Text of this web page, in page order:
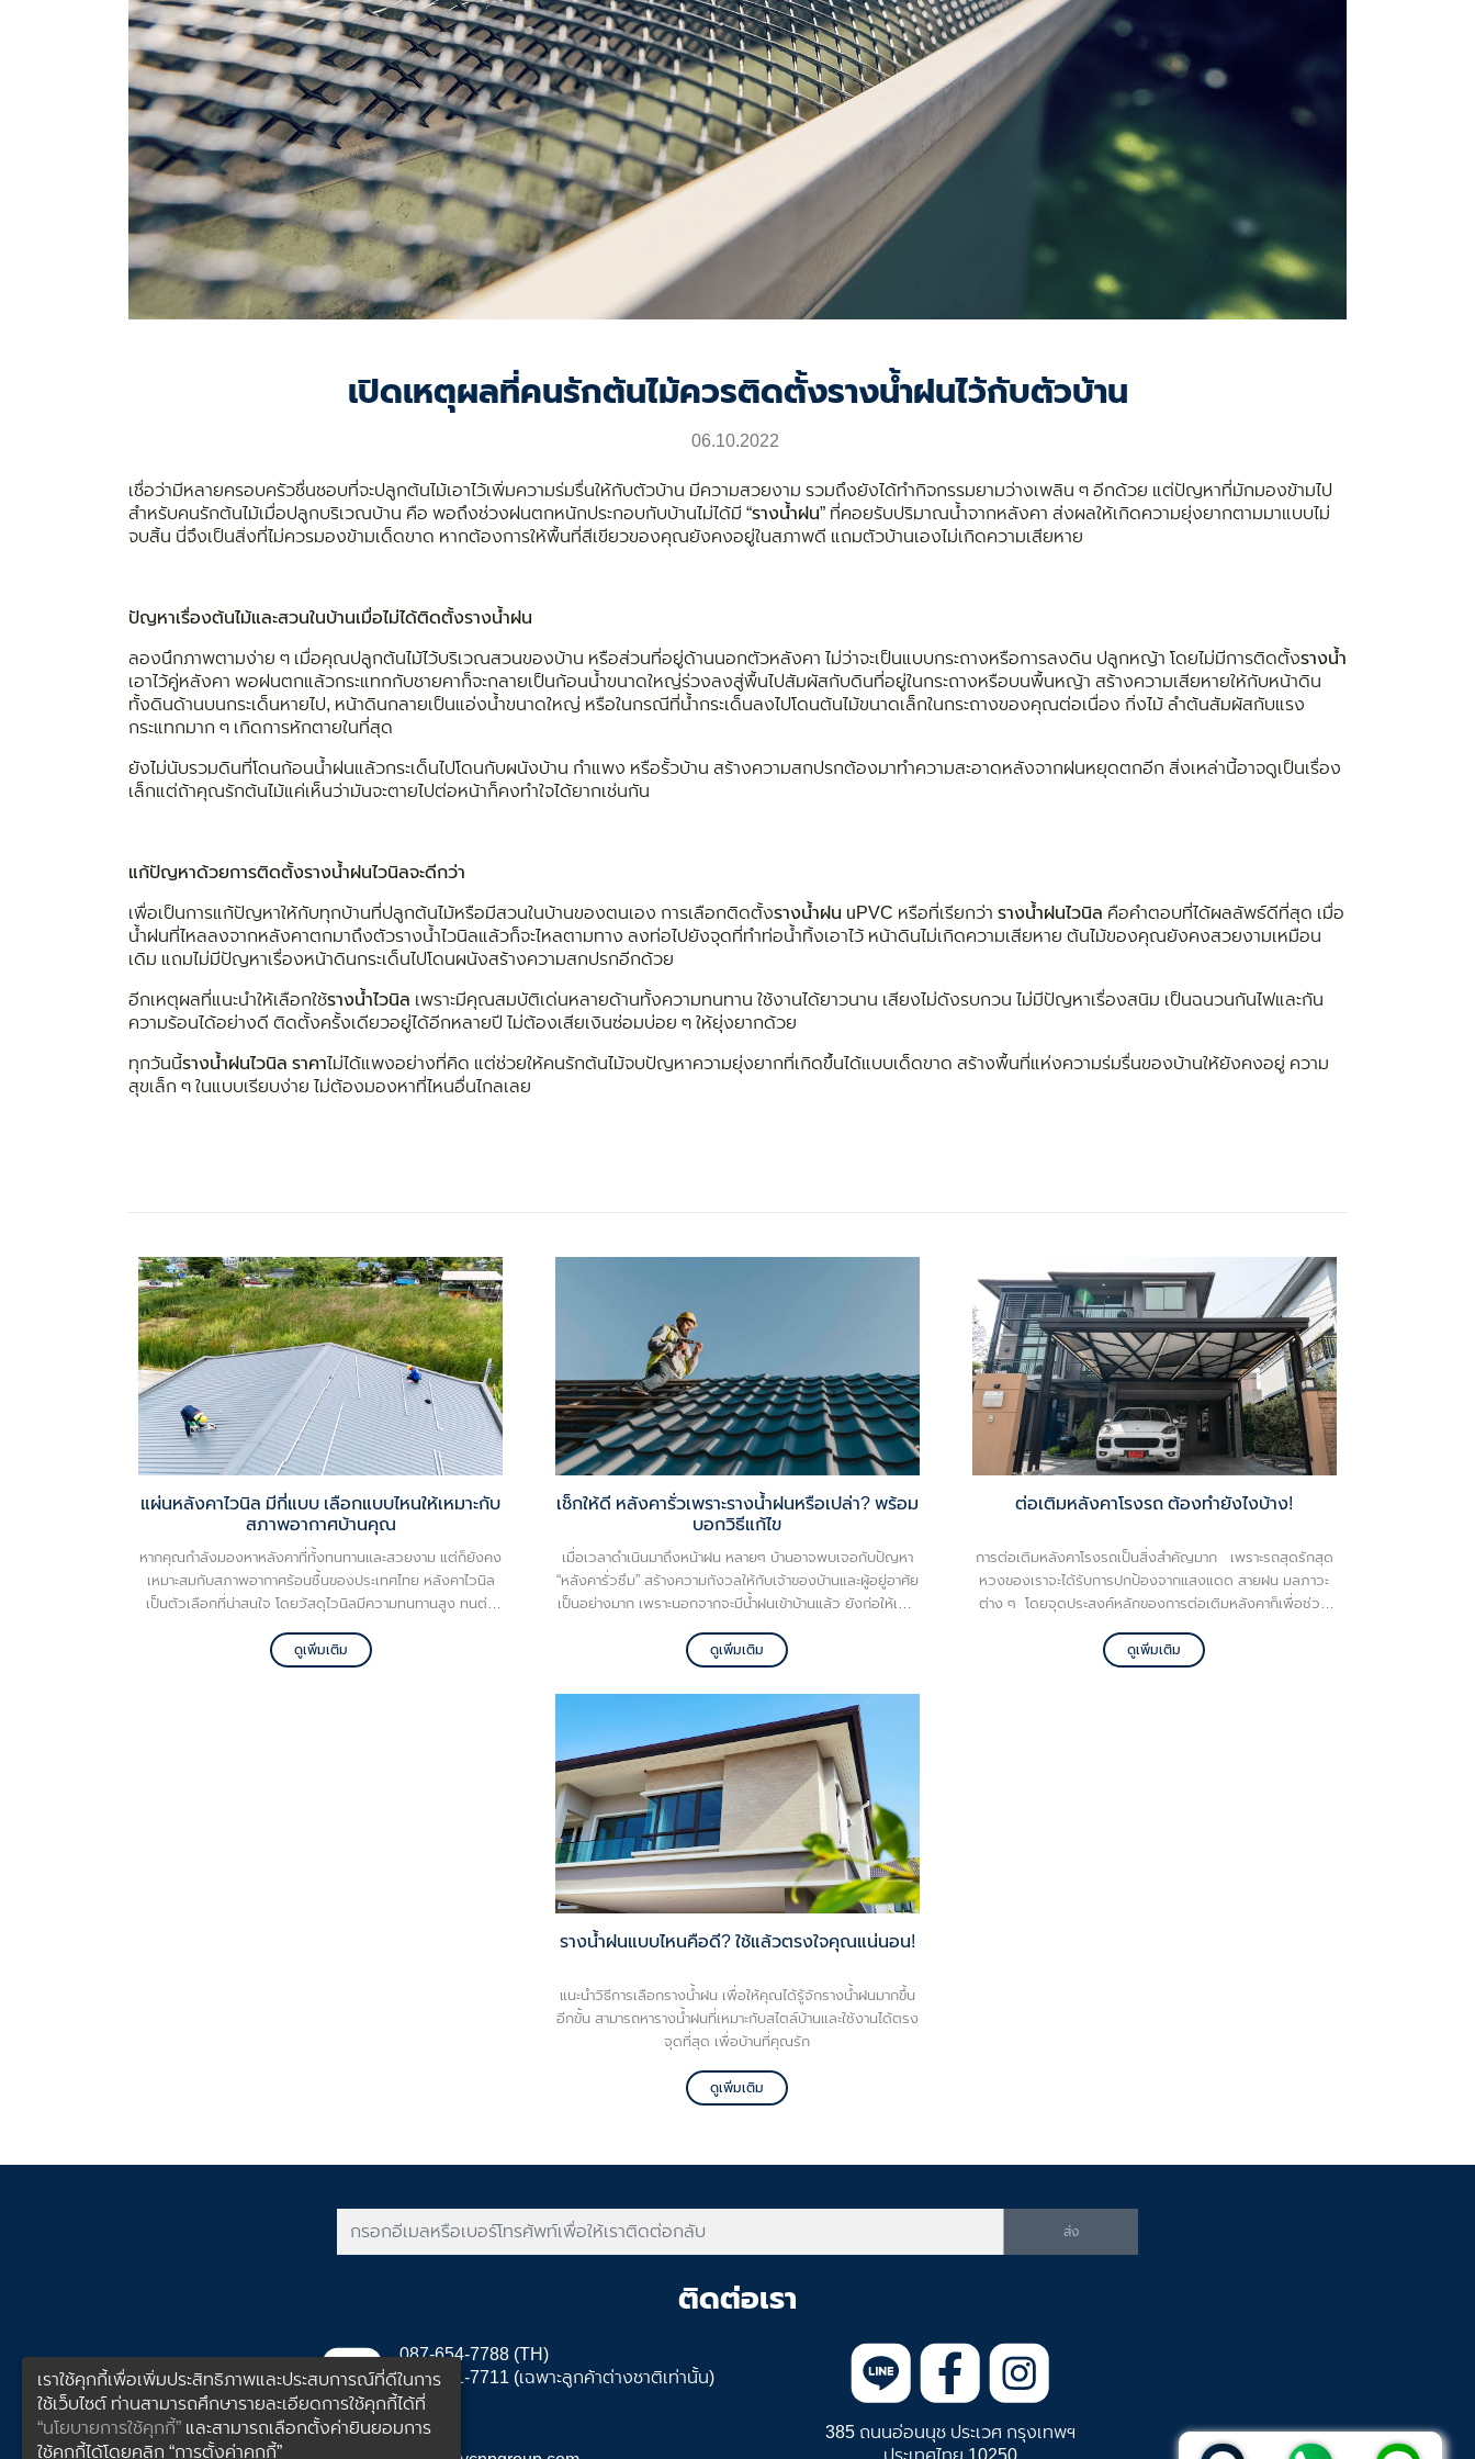
เปิดเหตุผลที่คนรักต้นไม้ควรติดตั้งรางน้ำฝนไว้กับตัวบ้าน
06.10.2022
เชื่อว่ามีหลายครอบครัวชื่นชอบที่จะปลูกต้นไม้เอาไว้เพิ่มความร่มรื่นให้กับตัวบ้าน มีความสวยงาม รวมถึงยังได้ทำกิจกรรมยามว่างเพลิน ๆ อีกด้วย แต่ปัญหาที่มักมองข้ามไป
สำหรับคนรักต้นไม้เมื่อปลูกบริเวณบ้าน คือ พอถึงช่วงฝนตกหนักประกอบกับบ้านไม่ได้มี “รางน้ำฝน” ที่คอยรับปริมาณน้ำจากหลังคา ส่งผลให้เกิดความยุ่งยากตามมาแบบไม่
จบสิ้น นี่จึงเป็นสิ่งที่ไม่ควรมองข้ามเด็ดขาด หากต้องการให้พื้นที่สีเขียวของคุณยังคงอยู่ในสภาพดี แถมตัวบ้านเองไม่เกิดความเสียหาย
ปัญหาเรื่องต้นไม้และสวนในบ้านเมื่อไม่ได้ติดตั้งรางน้ำฝน
ลองนึกภาพตามง่าย ๆ เมื่อคุณปลูกต้นไม้ไว้บริเวณสวนของบ้าน หรือส่วนที่อยู่ด้านนอกตัวหลังคา ไม่ว่าจะเป็นแบบกระถางหรือการลงดิน ปลูกหญ้า โดยไม่มีการติดตั้งรางน้ำ
เอาไว้คู่หลังคา พอฝนตกแล้วกระแทกกับชายคาก็จะกลายเป็นก้อนน้ำขนาดใหญ่ร่วงลงสู่พื้นไปสัมผัสกับดินที่อยู่ในกระถางหรือบนพื้นหญ้า สร้างความเสียหายให้กับหน้าดิน
ทั้งดินด้านบนกระเด็นหายไป, หน้าดินกลายเป็นแอ่งน้ำขนาดใหญ่ หรือในกรณีที่น้ำกระเด็นลงไปโดนต้นไม้ขนาดเล็กในกระถางของคุณต่อเนื่อง กิ่งไม้ ลำต้นสัมผัสกับแรง
กระแทกมาก ๆ เกิดการหักตายในที่สุด
ยังไม่นับรวมดินที่โดนก้อนน้ำฝนแล้วกระเด็นไปโดนกับผนังบ้าน กำแพง หรือรั้วบ้าน สร้างความสกปรกต้องมาทำความสะอาดหลังจากฝนหยุดตกอีก สิ่งเหล่านี้อาจดูเป็นเรื่อง
เล็กแต่ถ้าคุณรักต้นไม้แค่เห็นว่ามันจะตายไปต่อหน้าก็คงทำใจได้ยากเช่นกัน
แก้ปัญหาด้วยการติดตั้งรางน้ำฝนไวนิลจะดีกว่า
เพื่อเป็นการแก้ปัญหาให้กับทุกบ้านที่ปลูกต้นไม้หรือมีสวนในบ้านของตนเอง การเลือกติดตั้งรางน้ำฝน uPVC หรือที่เรียกว่า รางน้ำฝนไวนิล คือคำตอบที่ได้ผลลัพธ์ดีที่สุด เมื่อ
น้ำฝนที่ไหลลงจากหลังคาตกมาถึงตัวรางน้ำไวนิลแล้วก็จะไหลตามทาง ลงท่อไปยังจุดที่ทำท่อน้ำทิ้งเอาไว้ หน้าดินไม่เกิดความเสียหาย ต้นไม้ของคุณยังคงสวยงามเหมือน
เดิม แถมไม่มีปัญหาเรื่องหน้าดินกระเด็นไปโดนผนังสร้างความสกปรกอีกด้วย
อีกเหตุผลที่แนะนำให้เลือกใช้รางน้ำไวนิล เพราะมีคุณสมบัติเด่นหลายด้านทั้งความทนทาน ใช้งานได้ยาวนาน เสียงไม่ดังรบกวน ไม่มีปัญหาเรื่องสนิม เป็นฉนวนกันไฟและกัน
ความร้อนได้อย่างดี ติดตั้งครั้งเดียวอยู่ได้อีกหลายปี ไม่ต้องเสียเงินซ่อมบ่อย ๆ ให้ยุ่งยากด้วย
ทุกวันนี้รางน้ำฝนไวนิล ราคาไม่ได้แพงอย่างที่คิด แต่ช่วยให้คนรักต้นไม้จบปัญหาความยุ่งยากที่เกิดขึ้นได้แบบเด็ดขาด สร้างพื้นที่แห่งความร่มรื่นของบ้านให้ยังคงอยู่ ความ
สุขเล็ก ๆ ในแบบเรียบง่าย ไม่ต้องมองหาที่ไหนอื่นไกลเลย
แผ่นหลังคาไวนิล มีกี่แบบ เลือกแบบไหนให้เหมาะกับ
สภาพอากาศบ้านคุณ
หากคุณกำลังมองหาหลังคาที่ทั้งทนทานและสวยงาม แต่ก็ยังคง
เหมาะสมกับสภาพอากาศร้อนชื้นของประเทศไทย หลังคาไวนิล
เป็นตัวเลือกที่น่าสนใจ โดยวัสดุไวนิลมีความทนทานสูง ทนต่อ
แม้กระทั่งลมพายุ การใช้แผ่นหลังคาไวนิลไม่เพียงแค่ตอบโจทย์
เรื่องความแข็งแรงและทนทาน แต่ยังมีดีไซน์และสีสันที่หลาก
ดูเพิ่มเติม
เช็กให้ดี หลังคารั่วเพราะรางน้ำฝนหรือเปล่า? พร้อม
บอกวิธีแก้ไข
เมื่อเวลาดำเนินมาถึงหน้าฝน หลายๆ บ้านอาจพบเจอกับปัญหา
“หลังคารั่วซึม” สร้างความกังวลให้กับเจ้าของบ้านและผู้อยู่อาศัย
เป็นอย่างมาก เพราะนอกจากจะมีน้ำฝนเข้าบ้านแล้ว ยังก่อให้เกิด
หลักที่ทำให้หลังคารั่วมักเกิดจากตัวหลังคาเอง อย่างไรก็ตาม
ยังมีอีกหนึ่งสาเหตุที่ทำให้หลังคารั่ว นั่นคือ รางน้ำฝน
ดูเพิ่มเติม
ต่อเติมหลังคาโรงรถ ต้องทำยังไงบ้าง!
การต่อเติมหลังคาโรงรถเป็นสิ่งสำคัญมาก เพราะรถสุดรักสุด
หวงของเราจะได้รับการปกป้องจากแสงแดด สายฝน มลภาวะ
ต่าง ๆ โดยจุดประสงค์หลักของการต่อเติมหลังคาก็เพื่อช่วย
วัสดุของหลังคาที่นำมาต่อเติม นอกจากนี้หลายคนยังไม่รู้ว่าจะ
เริ่มต้นอย่างไรดี หากต้องการต่อเติมหลังคาโรงรถ ต้องเริ่มต้น
ดูเพิ่มเติม
รางน้ำฝนแบบไหนคือดี? ใช้แล้วตรงใจคุณแน่นอน!
แนะนำวิธีการเลือกรางน้ำฝน เพื่อให้คุณได้รู้จักรางน้ำฝนมากขึ้น
อีกขั้น สามารถหารางน้ำฝนที่เหมาะกับสไตล์บ้านและใช้งานได้ตรง
จุดที่สุด เพื่อบ้านที่คุณรัก
ดูเพิ่มเติม
ส่ง
ติดต่อเรา
087-654-7788 (TH)
063-271-7711 (เฉพาะลูกค้าต่างชาติเท่านั้น)
(EN)
385 ถนนอ่อนนุช ประเวศ กรุงเทพฯ
ประเทศไทย 10250
เราใช้คุกกี้เพื่อเพิ่มประสิทธิภาพและประสบการณ์ที่ดีในการ
ใช้เว็บไซต์ ท่านสามารถศึกษารายละเอียดการใช้คุกกี้ได้ที่
“นโยบายการใช้คุกกี้” และสามารถเลือกตั้งค่ายินยอมการ
ใช้คุกกี้ได้โดยคลิก “การตั้งค่าคุกกี้”